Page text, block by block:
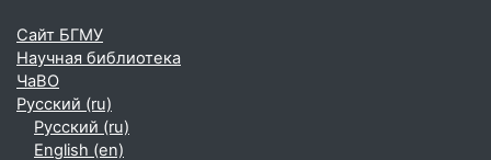
Сайт БГМУ
Научная библиотека
ЧаВО
Русский ‎(ru)‎
Русский ‎(ru)‎
English ‎(en)‎